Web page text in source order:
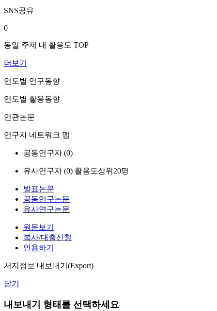
SNS공유
0
동일 주제 내 활용도 TOP
더보기
연도별 연구동향
연도별 활용동향
연관논문
연구자 네트워크 맵
공동연구자 (0)
유사연구자 (0) 활용도상위20명
발표논문
공동연구논문
유사연구논문
원문보기
복사/대출신청
인용하기
서지정보 내보내기(Export)
닫기
내보내기 형태를 선택하세요